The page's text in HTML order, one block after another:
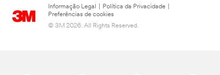
Informação Legal Política da Privacidade
Preferências de cookies
© 3M 2026. All Rights Reserved.